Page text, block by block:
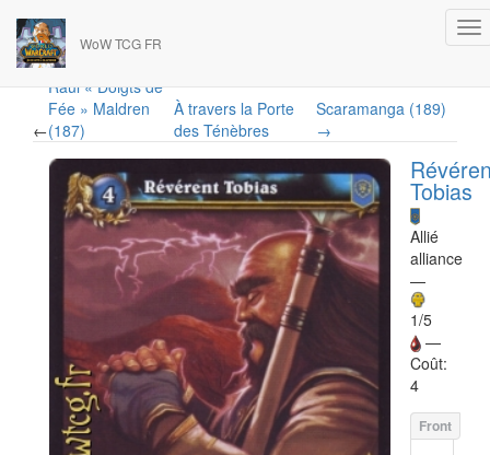
WoW TCG FR
←
Raul « Doigts de
Fée » Maldren
(187)
À travers la Porte
des Ténèbres
Scaramanga (189)
→
Tobias
Allié
alliance
—
1/5
—
Coût:
4